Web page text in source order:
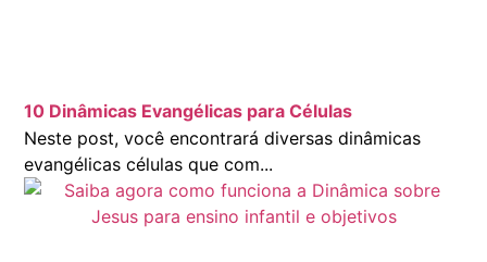
10 Dinâmicas Evangélicas para Células
Neste post, você encontrará diversas dinâmicas
evangélicas células que com...